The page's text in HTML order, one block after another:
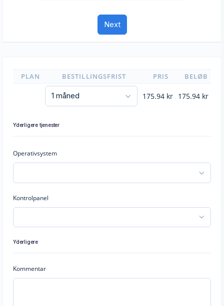
PLAN BESTILLINGSFRIST PRIS BELØB
175.94 kr 175.94 kr
Yderligere tjenester
Operativsystem
Kontrolpanel
Yderligere
Kommentar